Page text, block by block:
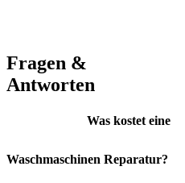
Fragen &
Antworten
Was kostet eine
Waschmaschinen Reparatur?